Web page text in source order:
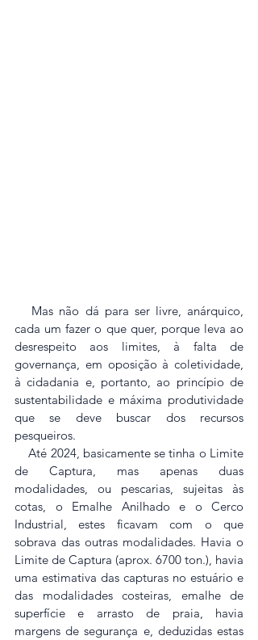
cada um fazer o que quer, porque leva ao
desrespeito aos limites, à falta de
governança, em oposição à coletividade,
à cidadania e, portanto, ao princípio de
sustentabilidade e máxima produtividade
que se deve buscar dos recursos
pesqueiros.
    Até 2024, basicamente se tinha o Limite
de Captura, mas apenas duas
modalidades, ou pescarias, sujeitas às
cotas, o Emalhe Anilhado e o Cerco
Industrial, estes ficavam com o que
sobrava das outras modalidades. Havia o
Limite de Captura (aprox. 6700 ton.), havia
uma estimativa das capturas no estuário e
das modalidades costeiras, emalhe de
superfície e arrasto de praia, havia
margens de segurança e, deduzidas estas